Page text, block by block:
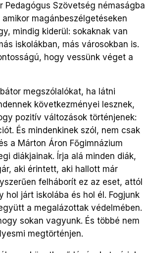
Pedagógus Szövetség némaságba
amikor magánbeszélgetéseken
mindig kiderül: sokaknak van
iskolákban, más városokban is.
hogy vessünk véget a
megszólalókat, ha látni
következményei lesznek,
pozitív változások történjenek:
És mindenkinek szól, nem csak
a Márton Áron Főgimnázium
diákjainak. Írja alá minden diák,
aki érintett, aki hallott már
felháborít ez az eset, attól
hol járt iskolába és hol él. Fogjunk
a megalázottak védelmében.
sokan vagyunk. És többé nem
megtörténjen.